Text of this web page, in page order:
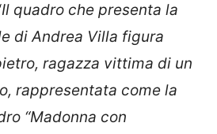
Il quadro che presenta la
di Andrea Villa figura
ragazza vittima di un
rappresentata come la
“Madonna con